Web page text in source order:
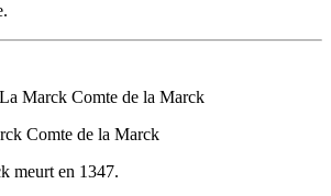
Marck Comte de la Marck
Comte de la Marck
meurt en 1347.